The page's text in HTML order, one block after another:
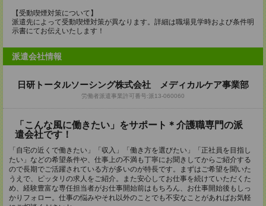
【受動喫煙対策について】
派遣先によって受動喫煙対策が異なります。詳細は職場見学時および条件明
示書にてお伝えいたします！
派遣会社情報
日研トータルソーシング株式会社 メディカルケア事業部
労働者派遣事業許可番号:派13-060060
「こんな風に働きたい」をサポート＊介護職専門の派
遣会社です！
「自宅の近くで働きたい」「収入」「働き方を選びたい」「正社員を目指し
たい」などの希望条件や、仕事上の不満も丁寧にお聞きしてからご紹介する
ので長期でご活躍されている方が多いのが特長です。まずはご希望を聞いた
うえで、ピッタリの求人をご紹介。また安心してお仕事を続けていただくた
め、経験豊富な専任担当者がお仕事開始前はもちろん、お仕事開始後もしっ
かりフォロー。仕事の悩みやそれ以外のことでも不安なことがあればお気軽